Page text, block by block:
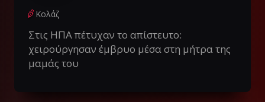
Κολάζ
Στις ΗΠΑ πέτυχαν το απίστευτο:
χειρούργησαν έμβρυο μέσα στη μήτρα της
μαμάς του